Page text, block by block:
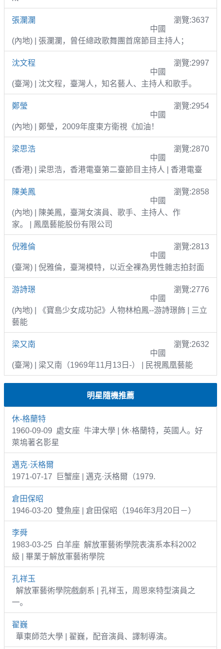
張瀾瀾
瀏覽:3637
中國
(內地) | 張瀾瀾，曾任總政歌舞團首席節目主持人；
沈文程
瀏覽:2997
中國
(臺灣) | 沈文程，臺灣人，知名藝人、主持人和歌手。
鄭瑩
瀏覽:2954
中國
(內地) | 鄭瑩，2009年度東方衛視《加油！
梁思浩
瀏覽:2870
中國
(香港) | 梁思浩，香港電臺第二臺節目主持人 | 香港電臺
陳美鳳
瀏覽:2858
中國
(內地) | 陳美鳳，臺灣女演員、歌手、主持人、作
家。 | 鳳凰藝能股份有限公司
倪雅倫
瀏覽:2813
中國
(臺灣) | 倪雅倫，臺灣模特，以近全裸為男性雜志拍封面
游詩璟
瀏覽:2776
中國
(內地) | 《寶島少女成功記》人物林柏鳳--游詩璟飾 | 三立
藝能
梁又南
瀏覽:2632
中國
(臺灣) | 梁又南（1969年11月13日-） | 民視鳳凰藝能
明星隨機推薦
休-格蘭特
1960-09-09 處女座 牛津大學 | 休·格蘭特，英國人。好
萊塢著名影星
邁克·沃格爾
1971-07-17 巨蟹座 | 邁克·沃格爾（1979.
倉田保昭
1946-03-20 雙魚座 | 倉田保昭（1946年3月20日－）
李舜
1983-03-25 白羊座 解放軍藝術學院表演系本科2002
級 | 畢業于解放軍藝術學院
孔祥玉
解放軍藝術學院戲劇系 | 孔祥玉，周恩來特型演員之
一。
翟巍
華東師范大學 | 翟巍，配音演員、譯制導演。